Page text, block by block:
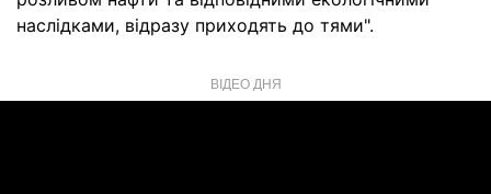
наслідками, відразу приходять до тями".
ВІДЕО ДНЯ